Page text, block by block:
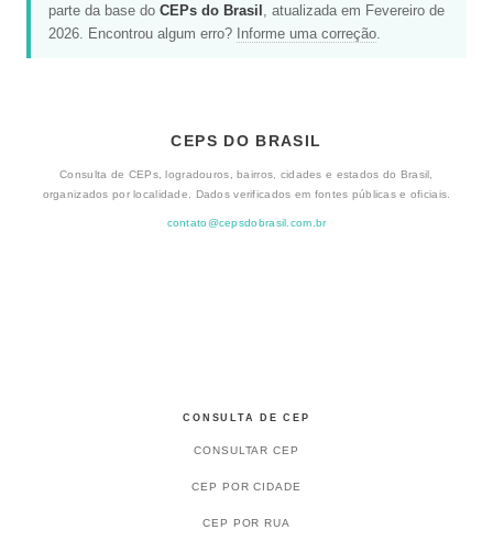
parte da base do CEPs do Brasil , atualizada em Fevereiro de
2026. Encontrou algum erro? Informe uma correção
CEPS DO BRASIL
Consulta de CEPs, logradouros, bairros, cidades e estados do Brasil,
organizados por localidade. Dados verificados em fontes públicas e oficiais.
contato@cepsdobrasil.com.br
CONSULTA DE CEP
CONSULTAR CEP
CEP POR CIDADE
CEP POR RUA